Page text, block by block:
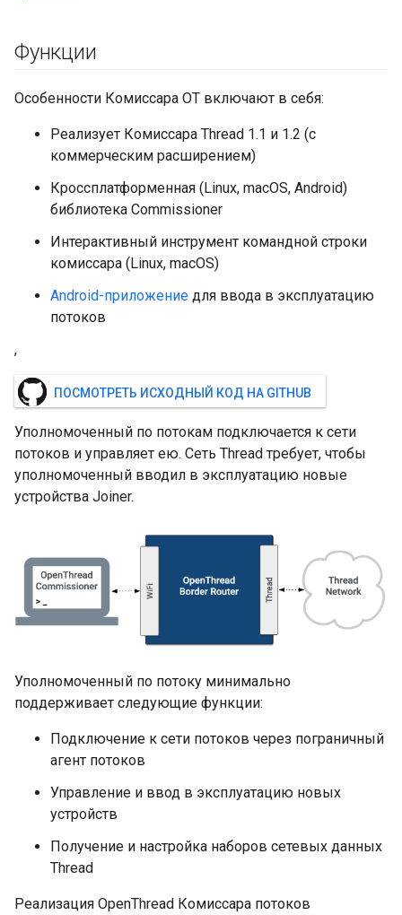
Функции
Особенности Комиссара OT включают в себя:
Реализует Комиссара Thread 1.1 и 1.2 (с
коммерческим расширением)
Кроссплатформенная (Linux, macOS, Android)
библиотека Commissioner
Интерактивный инструмент командной строки
комиссара (Linux, macOS)
Android-приложение для ввода в эксплуатацию
потоков
,
ПОСМОТРЕТЬ ИСХОДНЫЙ КОД НА GITHUB
Уполномоченный по потокам подключается к сети
потоков и управляет ею. Сеть Thread требует, чтобы
уполномоченный вводил в эксплуатацию новые
устройства Joiner.
Уполномоченный по потоку минимально
поддерживает следующие функции:
Подключение к сети потоков через пограничный
агент потоков
Управление и ввод в эксплуатацию новых
устройств
Получение и настройка наборов сетевых данных
Thread
Реализация OpenThread Комиссара потоков